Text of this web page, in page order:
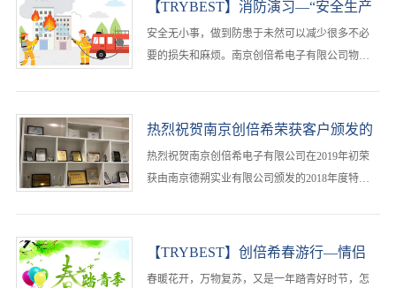
【TRYBEST】消防演习—“安全生产
月”
安全无小事，做到防患于未然可以减少很多不必
要的损失和麻烦。南京创倍希电子有限公司物流
安全小常识夏季高温、天干物···
热烈祝贺南京创倍希荣获客户颁发的
“2018年度特别贡献奖”
热烈祝贺南京创倍希电子有限公司在2019年初荣
获由南京德朔实业有限公司颁发的2018年度特别
受尊敬的元器件供应商。未来，我们···
【TRYBEST】创倍希春游行—情侣
园烧烤
春暖花开，万物复苏，又是一年踏青好时节，怎